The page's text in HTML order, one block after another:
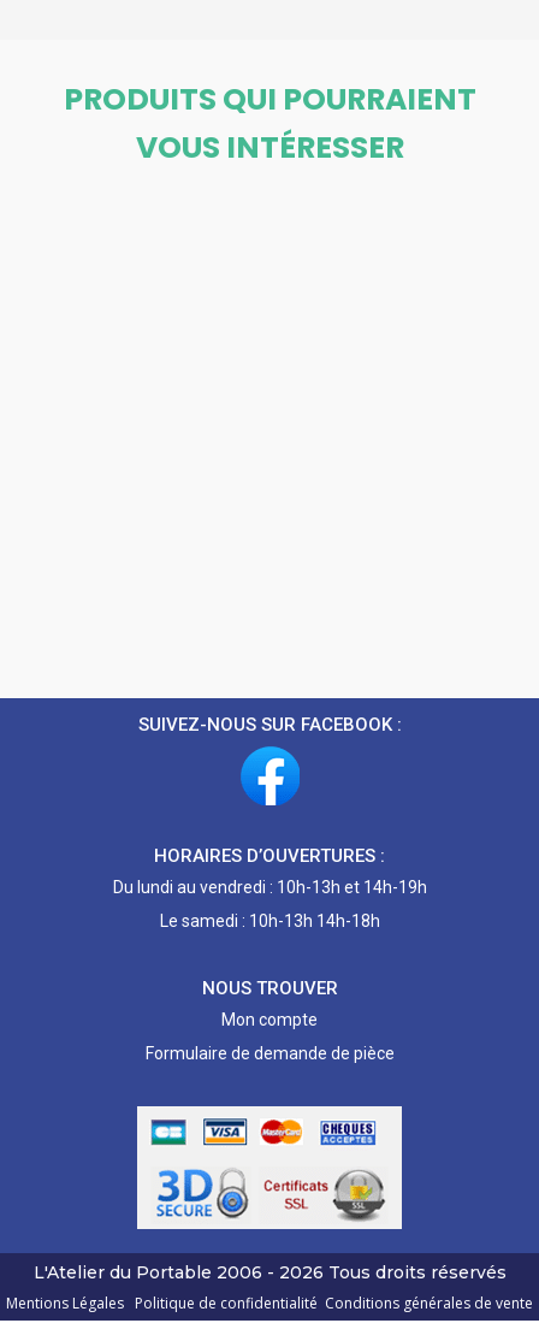
PRODUITS QUI POURRAIENT
VOUS INTÉRESSER
SUIVEZ-NOUS SUR FACEBOOK :
HORAIRES D’OUVERTURES :
Du lundi au vendredi : 10h-13h et 14h-19h
Le samedi : 10h-13h 14h-18h
NOUS TROUVER
Mon compte
Formulaire de demande de pièce
L'Atelier du Portable 2006 - 2026 Tous droits réservés
Mentions Légales Politique de confidentialité Conditions générales de vente